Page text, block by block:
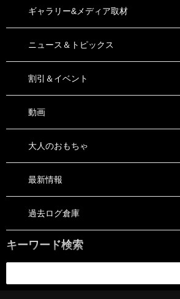
ギャラリー&メディア取材
ニュース＆トピックス
割引＆イベント
動画
大人のおもちゃ
最新情報
過去ログ倉庫
キーワード検索